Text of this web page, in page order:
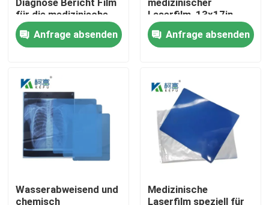
Qualitätskontrolle
Kontakt
Nachrichten
Alle Fälle
Medizinisches X Ray Film
Tintenstrahl X Ray Film
Diagnose Bericht Film
für die medizinische
Maschine
Anfrage absenden
medizinischer
Laserfilm, 13x17in,
0,15mm, mit einer
glatten und
biegfähigen
Anfrage absenden
Wasserabweisend und
chemisch
Medizinische
Laserfilm speziell für